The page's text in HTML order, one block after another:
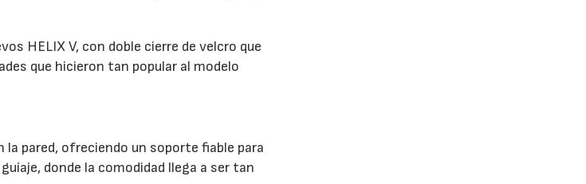
HELIX V, con doble cierre de velcro que
que hicieron tan popular al modelo
la pared, ofreciendo un soporte fiable para
donde la comodidad llega a ser tan